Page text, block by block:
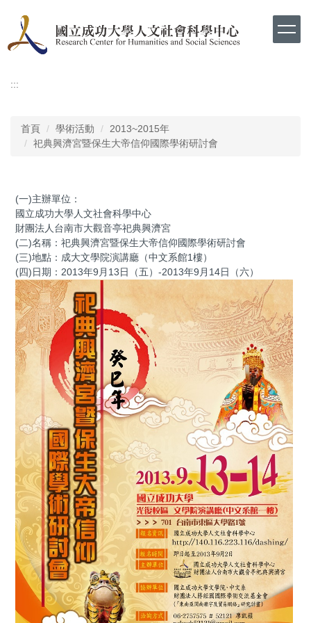
要
容
:::
首頁 學術活動
2013~2015年
祀典興濟宮暨保生大帝信仰國際學術研討會
(一)主辦單位：
國立成功大學人文社會科學中心
財團法人台南市大觀音亭祀典興濟宮
(二)名稱：祀典興濟宮暨保生大帝信仰國際學術研討會
(三)地點：成大文學院演講廳（中文系館1樓）
(四)日期：2013年9月13日（五）-2013年9月14日（六）